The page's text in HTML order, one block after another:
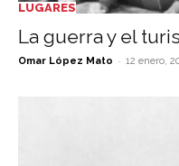
LUGARES
La guerra y el
Omar López Mato - 12 enero,